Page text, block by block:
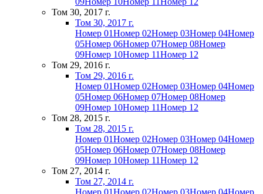
Том 30, 2017 г.
Том 30, 2017 г.
Номер 01Номер 02Номер 03Номер 04Номер
05Номер 06Номер 07Номер 08Номер
09Номер 10Номер 11Номер 12
Том 29, 2016 г.
Том 29, 2016 г.
Номер 01Номер 02Номер 03Номер 04Номер
05Номер 06Номер 07Номер 08Номер
09Номер 10Номер 11Номер 12
Том 28, 2015 г.
Том 28, 2015 г.
Номер 01Номер 02Номер 03Номер 04Номер
05Номер 06Номер 07Номер 08Номер
09Номер 10Номер 11Номер 12
Том 27, 2014 г.
Том 27, 2014 г.
Номер 01Номер 02Номер 03Номер 04Номер